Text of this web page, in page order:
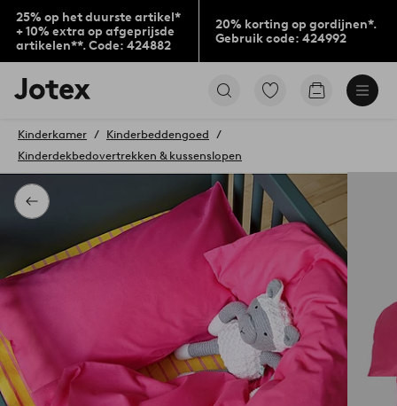
25% op het duurste artikel*
+ 10% extra op afgeprijsde
artikelen**. Code: 424882
20% korting op gordijnen*.
Gebruik code: 424992
Jotex
logo
go
to
the
home
page
Ga
Go
Terug
Kinderkamer
Kinderbeddengoed
Kinderdekbedovertrekken & kussenslopen